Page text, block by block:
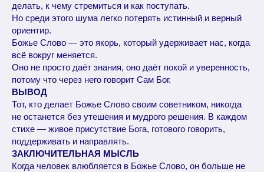
делать, к чему стремиться и как поступать.
Но среди этого шума легко потерять истинный и верный
ориентир.
Божье Слово — это якорь, который удерживает нас, когда
всё вокруг меняется.
Оно не просто даёт знания, оно даёт покой и уверенность,
потому что через него говорит Сам Бог.
ВЫВОД
Тот, кто делает Божье Слово своим советником, никогда
не останется без утешения и мудрого решения. В каждом
стихе — живое присутствие Бога, готового говорить,
поддерживать и направлять.
ЗАКЛЮЧИТЕЛЬНАЯ МЫСЛЬ
Когда человек влюбляется в Божье Слово, он больше не